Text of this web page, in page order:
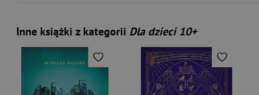
Inne książki z kategorii Dla dzieci 10+